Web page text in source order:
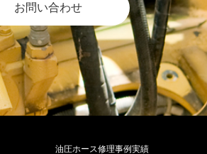
お問い合わせ
油圧ホース修理事例実績